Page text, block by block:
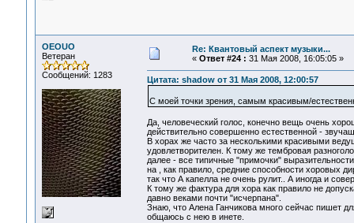
OEOUO
Ветеран
Сообщений: 1283
Re: Квантовый аспект музыки...
« Ответ #24 : 31 Мая 2008, 16:05:05 »
Цитата: shadow от 31 Мая 2008, 12:00:57
С моей точки зрения, самым красивым/
Да, человеческий голос, конечно вещь очень
действительно совершенно естественной -
В хорах же часто за несколькими красивыми
удовлетворителен. К тому же тембровая
далее - все типичные "примочки"
на , как правило, средние способности хоровых
так что А капелла не очень рулит.. А иногда и
К тому же фактура для хора как правило не
давно веками почти "исчерпана".
Знаю, что Алена Ганчикова много сейчас пишет
общаюсь с нею в инете.